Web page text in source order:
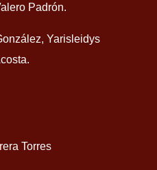
Padrón.
Yarisleidys
Torres